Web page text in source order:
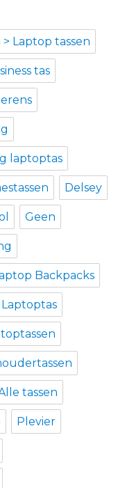
> Laptop tassen
tas
laptoptas
Delsey
Geen
Backpacks
Laptoptas
tassen
Plevier